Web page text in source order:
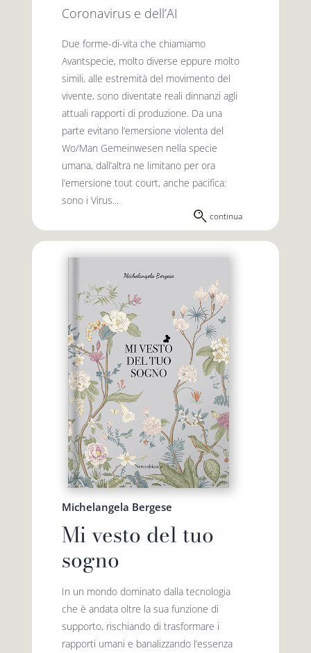
Coronavirus e dell’AI
Due forme-di-vita che chiamiamo
Avantspecie, molto diverse eppure molto
simili, alle estremità del movimento del
vivente, sono diventate reali dinnanzi agli
attuali rapporti di produzione. Da una
parte evitano l’emersione violenta del
Wo/Man Gemeinwesen nella specie
umana, dall’altra ne limitano per ora
l’emersione tout court, anche pacifica:
sono i Virus...
continua
Michelangela Bergese
Mi vesto del tuo
sogno
In un mondo dominato dalla tecnologia
che è andata oltre la sua funzione di
supporto, rischiando di trasformare i
rapporti umani e banalizzando l’essenza